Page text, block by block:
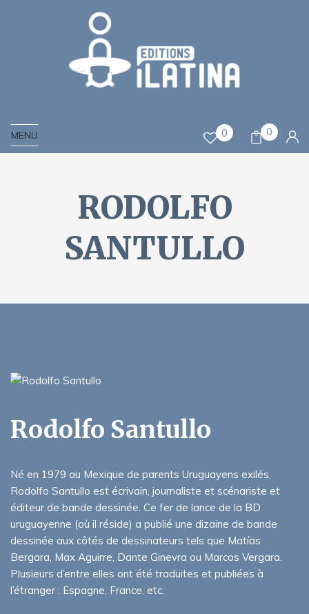
MENU 0 0
RODOLFO
SANTULLO
Rodolfo Santullo
Né en 1979 au Mexique de parents Uruguayens exilés,
Rodolfo Santullo est écrivain, journaliste et scénariste et
éditeur de bande dessinée. Ce fer de lance de la BD
uruguayenne (où il réside) a publié une dizaine de bande
dessinée aux côtés de dessinateurs tels que Matías
Bergara, Max Aguirre, Dante Ginevra ou Marcos Vergara.
Plusieurs d’entre elles ont été traduites et publiées à
l’étranger : Espagne, France, etc.